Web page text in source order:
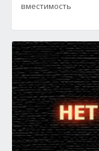
вместимость